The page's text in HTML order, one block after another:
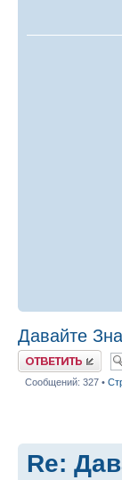
Давайте
Ответить
Сообщений: 327 •
Re: